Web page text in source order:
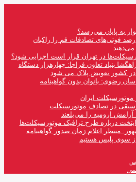
به پایان می‌رسد؟
اعلام کرد: 56 درصد فوتی‌های تصادفات قم را راکبان
در تهران قرار است اجرایی شود؟
بنیاد تعاون فراجا: چهارهزار دستگاه
در کشور تعویض پلاک می شود
رضوی: بانوان بدون گواهینامه
ایران
در تصادف موتورسیکلت
ارومیه را می‌بلعند
درباره طرح ترافیک موتورسیکلت‌ها
منتظر اعلام زمان صدور گواهینامه
سوی پلیس هستیم